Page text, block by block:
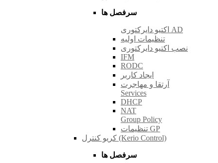
سرفصل ها
اکتیو دایرکتوری AD
تنظیمات اولیه
نصب اکتیو دایرکتوری
IFM
RODC
ایجاد کاربر
آرتقا و مهاجرت
Services
DHCP
NAT
Group Policy
تنظیمات GP
کریو کنترل (Kerio Control)
سرفصل ها